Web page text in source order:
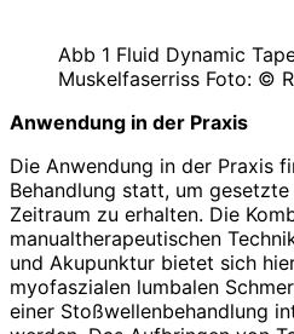
Abb 1 Fluid Dynamic
Muskelfaserriss Foto: ©
Anwendung in der Praxis
Die Anwendung in der Praxis
Behandlung statt, um
Zeitraum zu erhalten. Die
manualtherapeutischen
und Akupunktur bietet sich
myofaszialen lumbalen
einer Stoßwellenbehandlung